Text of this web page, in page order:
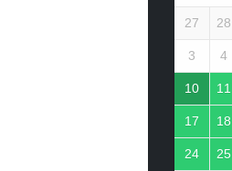
27 28
3 4
10 11
17 18
24 25